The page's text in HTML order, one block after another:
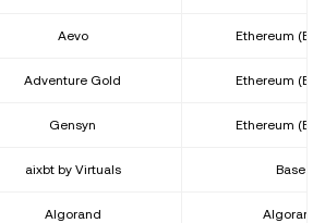
Aevo Ethereum
Adventure Gold Ethereum
Gensyn Ethereum
aixbt by Virtuals Base
Algorand Algorand